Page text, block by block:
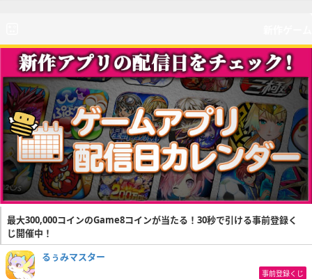
最大300,000コインのGame8コインが当たる！30秒で引ける事前登録く
じ開催中！
るぅみマスター
事前登録くじ